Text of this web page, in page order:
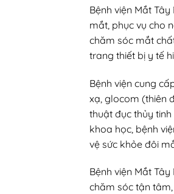
Bệnh viện Mắt
mắt, phục vụ cho
chăm sóc mắt
trang thiết bị y tế
Bệnh viện cung
xạ, glocom (thiên
thuật đục thủy
khoa học, bệnh
vệ sức khỏe đôi
Bệnh viện Mắt
chăm sóc tận